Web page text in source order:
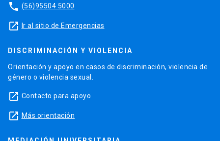
phone (56)95504 5000
launch Ir al sitio de Emergencias
DISCRIMINACIÓN Y VIOLENCIA
Orientación y apoyo en casos de discriminación, violencia de
género o violencia sexual.
launch Contacto para apoyo
launch Más orientación